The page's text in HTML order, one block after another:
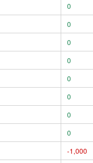
0
0
0
0
0
0
0
0
-1,000